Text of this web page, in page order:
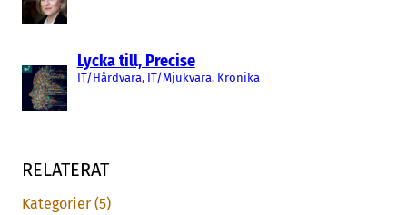
Lycka till, Precise
IT/Hårdvara, IT/Mjukvara, Krönika
RELATERAT
Kategorier (5)